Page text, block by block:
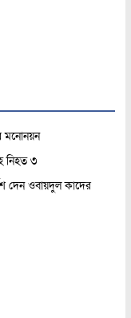
মনোনয়ন
নিহত ৩
দেন ওবায়দুল কাদের